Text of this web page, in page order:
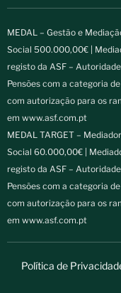
MEDAL – Gestão e
Social 500.000,00€ |
registo da ASF –
Pensões com a categoria
com autorização para os
em www.asf.com.pt
MEDAL TARGET –
Social 60.000,00€ |
registo da ASF –
Pensões com a categoria
com autorização para os
em www.asf.com.pt
Política de